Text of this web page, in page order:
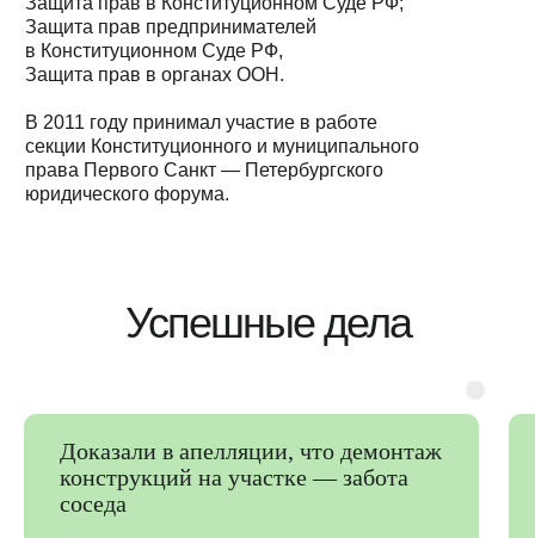
Защита прав предпринимателей
в Конституционном Суде РФ,
Защита прав в органах ООН.
В 2011 году принимал участие в работе
секции Конституционного и муниципального
права Первого Санкт — Петербургского
юридического форума.
Успешные дела
Доказали в апелляции, что демонтаж
конструкций на участке — забота
соседа